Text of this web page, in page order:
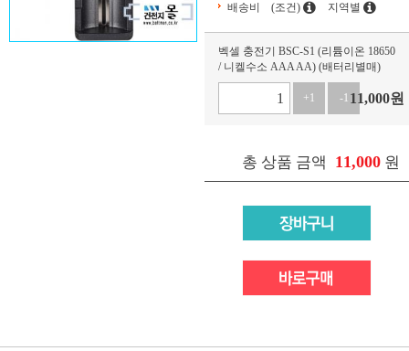
배송비
(조건) 지역별
벡셀 충전기 BSC-S1 (리튬이온 18650
/ 니켈수소 AAA AA) (배터리별매)
+1 -1 11,000원
총 상품 금액 11,000 원